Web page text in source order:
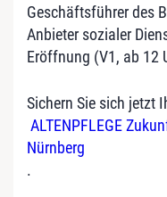
Geschäftsführer des
Anbieter sozialer
Eröffnung (V1, ab 12
Sichern Sie sich jetzt
ALTENPFLEGE
Nürnberg
.